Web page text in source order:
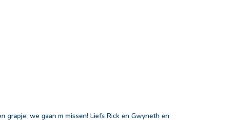
we gaan m missen! Liefs Rick en Gwyneth en